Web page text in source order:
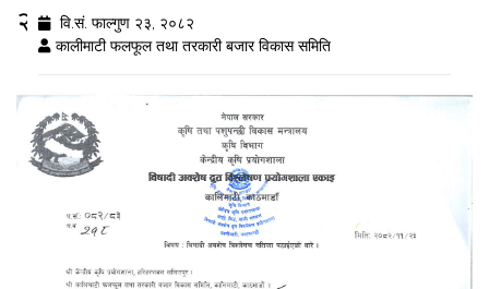
२०८२/११/२३
वि.सं. फाल्गुण २३, २०८२
कालीमाटी फलफूल तथा तरकारी बजार विकास समिति